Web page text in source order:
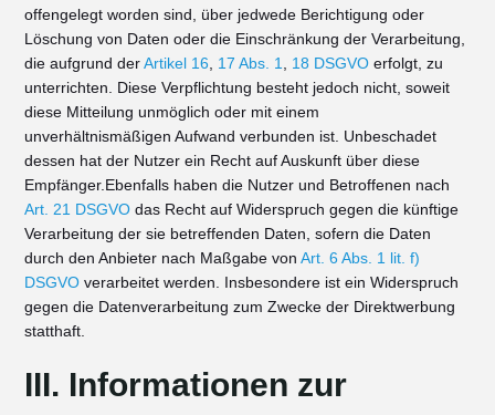
offengelegt worden sind, über jedwede Berichtigung oder
Löschung von Daten oder die Einschränkung der Verarbeitung,
die aufgrund derArtikel 16 17 Abs. 1 18 DSGVO erfolgt, zu
unterrichten. Diese Verpflichtung besteht jedoch nicht, soweit
diese Mitteilung unmöglich oder mit einem
unverhältnismäßigen Aufwand verbunden ist. Unbeschadet
dessen hat der Nutzer ein Recht auf Auskunft über diese
Empfänger.Ebenfalls haben die Nutzer und Betroffenen nach
Art. 21 DSGVO das Recht auf Widerspruch gegen die künftige
Verarbeitung der sie betreffenden Daten, sofern die Daten
durch den Anbieter nach Maßgabe vonArt. 6 Abs. 1 lit. f)
DSGVO verarbeitet werden. Insbesondere ist ein Widerspruch
gegen die Datenverarbeitung zum Zwecke der Direktwerbung
statthaft.
III. Informationen zur